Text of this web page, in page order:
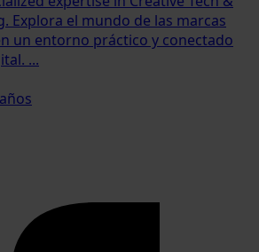
Explora el mundo de las marcas
un entorno práctico y conectado
...